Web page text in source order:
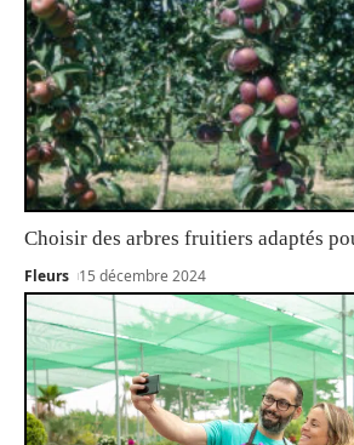
Choisir des arbres fruitiers adaptés
Fleurs 15 décembre 2024